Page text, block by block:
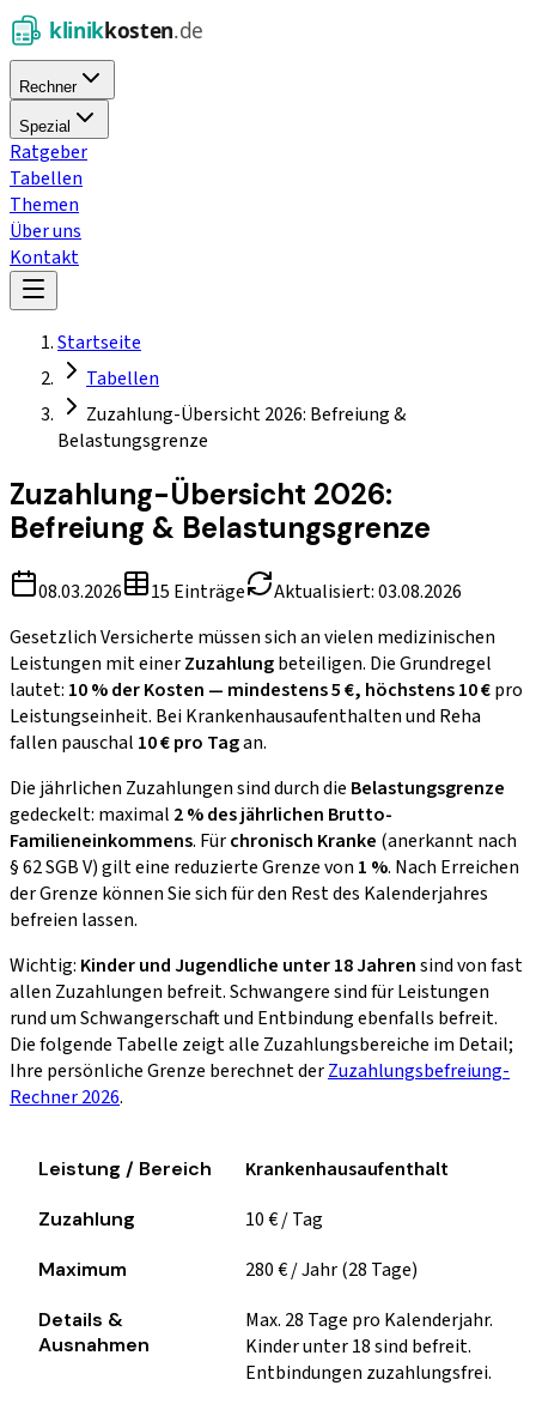
Rechner
Spezial
Ratgeber
Tabellen
Themen
Über uns
Kontakt
Startseite
Tabellen
Zuzahlung-Übersicht 2026: Befreiung &
Belastungsgrenze
Zuzahlung-Übersicht 2026:
Befreiung & Belastungsgrenze
08.03.2026 15 Einträge Aktualisiert:03.08.2026
Gesetzlich Versicherte müssen sich an vielen medizinischen
Leistungen mit einerZuzahlungbeteiligen. Die Grundregel
lautet: 10 % der Kosten — mindestens 5 €, höchstens 10 €pro
Leistungseinheit. Bei Krankenhausaufenthalten und Reha
fallen pauschal 10 € pro Tagan.
Die jährlichen Zuzahlungen sind durch die Belastungsgrenze
gedeckelt: maximal 2 % des jährlichen Brutto-
Familieneinkommens. Fürchronisch Kranke (anerkannt nach
§ 62 SGB V) gilt eine reduzierte Grenze von 1 %. Nach Erreichen
der Grenze können Sie sich für den Rest des Kalenderjahres
befreien lassen.
Wichtig: Kinder und Jugendliche unter 18 Jahrensind von fast
allen Zuzahlungen befreit. Schwangere sind für Leistungen
rund um Schwangerschaft und Entbindung ebenfalls befreit.
Die folgende Tabelle zeigt alle Zuzahlungsbereiche im Detail;
Ihre persönliche Grenze berechnet derZuzahlungsbefreiung-
Rechner 2026.
Zuzahlung
Details & Ausnahmen
Krankenhausaufenthalt
10 € / Tag
280 € / Jahr (28 Tage)
Max. 28 Tage pro Kalenderjahr.
Kinder unter 18 sind befreit.
Entbindungen zuzahlungsfrei.